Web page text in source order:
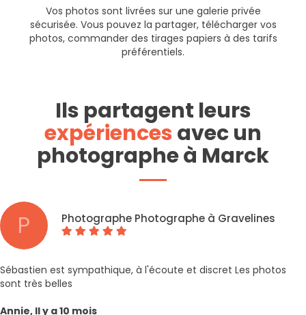
Vos photos sont livrées sur une galerie privée
sécurisée. Vous pouvez la partager, télécharger vos
photos, commander des tirages papiers à des tarifs
préférentiels.
Ils partagent leurs
expériencesavec un
photographe à Marck
P Photographe Photographe à Gravelines
Sébastien est sympathique, à l'écoute et discret Les photos
sont très belles
Annie, Il y a 10 mois